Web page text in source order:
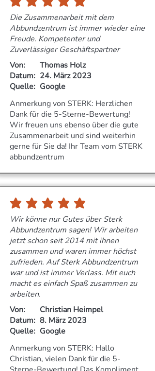
durchschnittliches Rating ist 5 von 5
Die Zusammenarbeit mit dem
Abbundzentrum ist immer wieder eine
Freude. Kompetenter und
Zuverlässiger Geschäftspartner
Von:
Thomas Holz
Datum: 24. März 2023
Quelle: Google
Anmerkung von STERK: Herzlichen
Dank für die 5-Sterne-Bewertung!
Wir freuen uns ebenso über die gute
Zusammenarbeit und sind weiterhin
gerne für Sie da! Ihr Team vom STERK
abbundzentrum
durchschnittliches Rating ist 5 von 5
Wir könne nur Gutes über Sterk
Abbundzentrum sagen! Wir arbeiten
jetzt schon seit 2014 mit ihnen
zusammen und waren immer höchst
zufrieden. Auf Sterk Abbundzentrum
war und ist immer Verlass. Mit euch
macht es einfach Spaß zusammen zu
arbeiten.
Von:
Christian Heimpel
Datum: 8. März 2023
Quelle: Google
Anmerkung von STERK: Hallo
Christian, vielen Dank für die 5-